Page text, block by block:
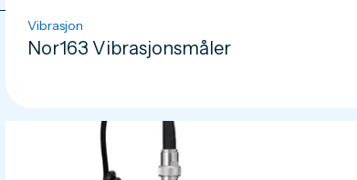
Vibrasjon
Nor163 Vibrasjonsmåler